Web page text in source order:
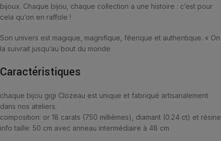
bijoux. Chaque bijou, chaque collection a une histoire : c’est pour
cela qu’on en raffole !
Son univers est magique, magnifique, féerique et authentique. « On
la suivrait jusqu’au bout du monde
Caractéristiques
chaque bijou gigi Clozeau est unique et fabriqué artisanalement
dans nos ateliers.
composition: or 18 carats (750 millièmes), diamant (0.24 ct) et résine
info taille: 50 cm avec anneau intermédiaire à 48 cm